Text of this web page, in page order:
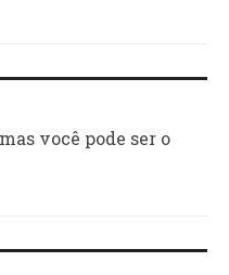
você pode ser o